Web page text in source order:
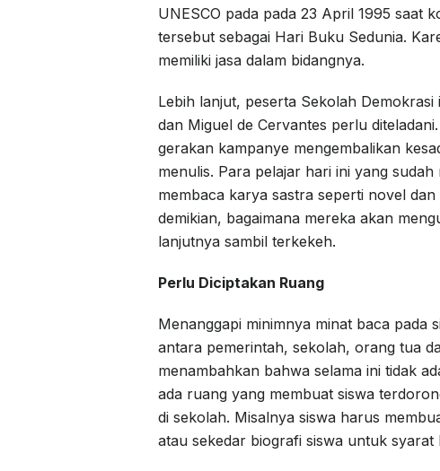
UNESCO pada pada 23 April 1995 saat
tersebut sebagai Hari Buku Sedunia.
memiliki jasa dalam bidangnya.
Lebih lanjut, peserta Sekolah
dan Miguel de Cervantes perlu
gerakan kampanye mengembalikan
menulis. Para pelajar hari ini yang
membaca karya sastra seperti novel
demikian, bagaimana mereka akan
lanjutnya sambil terkekeh.
Perlu Diciptakan Ruang
Menanggapi minimnya minat baca pada
antara pemerintah, sekolah, orang tua
menambahkan bahwa selama ini tidak
ada ruang yang membuat siswa
di sekolah. Misalnya siswa harus
atau sekedar biografi siswa untuk syarat